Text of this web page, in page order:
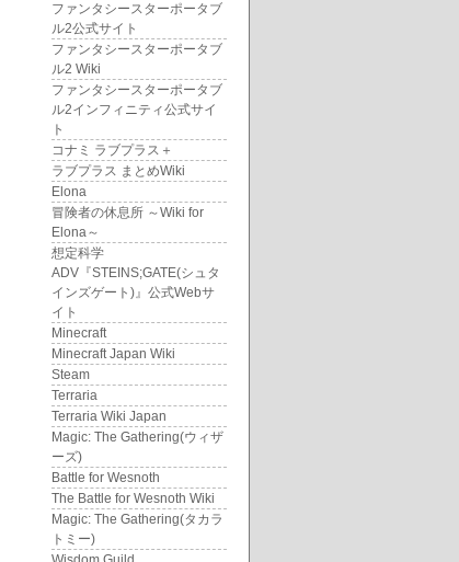
ファンタシースターポータブ
ル2公式サイト
ファンタシースターポータブ
ル2 Wiki
ファンタシースターポータブ
ル2インフィニティ公式サイ
ト
コナミ ラブプラス＋
ラブプラス まとめWiki
Elona
冒険者の休息所 ～Wiki for
Elona～
想定科学
ADV『STEINS;GATE(シュタ
インズゲート)』公式Webサ
イト
Minecraft
Minecraft Japan Wiki
Steam
Terraria
Terraria Wiki Japan
Magic: The Gathering(ウィザ
ーズ)
Battle for Wesnoth
The Battle for Wesnoth Wiki
Magic: The Gathering(タカラ
トミー)